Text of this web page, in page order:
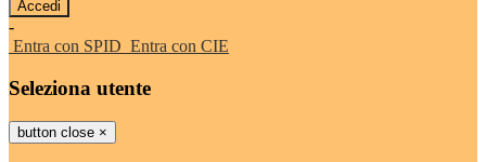
-
Entra con SPID Entra con CIE
Seleziona utente
button close ×